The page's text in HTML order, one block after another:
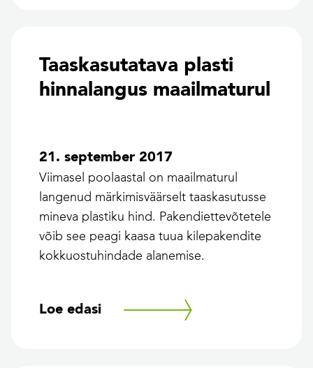
Taaskasutatava plasti
hinnalangus maailmaturul
21. september 2017
Viimasel poolaastal on maailmaturul
langenud märkimisväärselt taaskasutusse
mineva plastiku hind. Pakendiettevõtetele
võib see peagi kaasa tuua kilepakendite
kokkuostuhindade alanemise.
Loe edasi